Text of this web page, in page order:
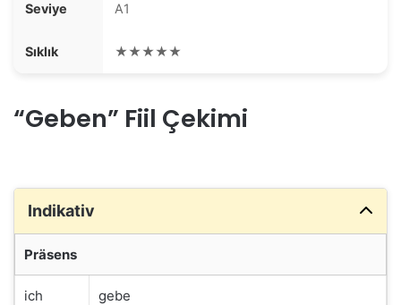
Seviye A1
Sıklık ★★★★★
“Geben” Fiil Çekimi
Indikativ
Präsens
ich gebe